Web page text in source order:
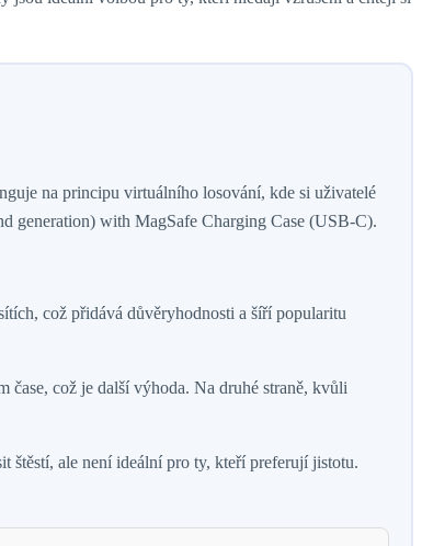
na principu virtuálního losování, kde si uživatelé
generation) with MagSafe Charging Case (USB‑C).
což přidává důvěryhodnosti a šíří popularitu
čase, což je další výhoda. Na druhé straně, kvůli
štěstí, ale není ideální pro ty, kteří preferují jistotu.